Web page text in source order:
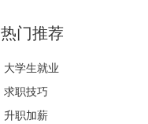
热门推荐
大学生就业
求职技巧
升职加薪